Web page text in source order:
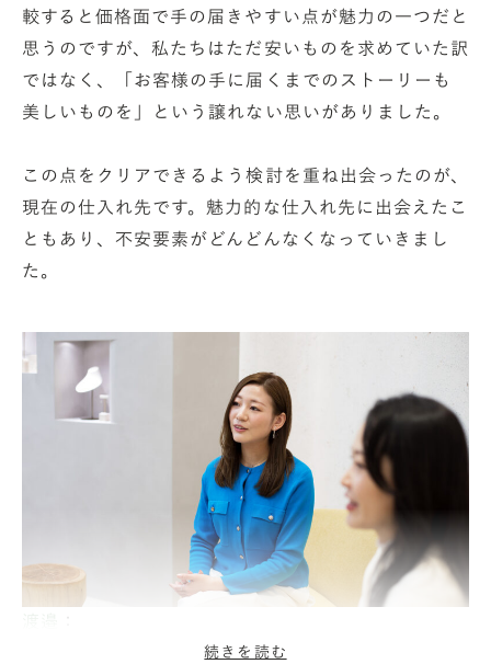
較すると価格面で手の届きやすい点が魅力の一つだと
思うのですが、私たちはただ安いものを求めていた訳
ではなく、「お客様の手に届くまでのストーリーも
美しいものを」という譲れない思いがありました。
この点をクリアできるよう検討を重ね出会ったのが、
現在の仕入れ先です。魅力的な仕入れ先に出会えたこ
ともあり、不安要素がどんどんなくなっていきまし
た。
理想的なパートナーが見つかって本当に良かったで
続きを読む